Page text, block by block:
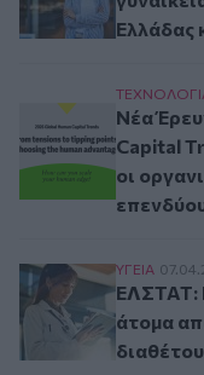
Ελλάδας
Νέα
Νέα
Capital
οι
ΕΛΣΤΑΤ:
ΥΓΕΙΑ
ΕΛΣΤΑΤ:
άτομα